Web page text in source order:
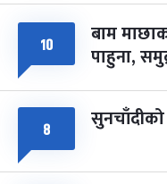
८ फागुपूर्णिमा
चैत्र ८, २०८३-Mar
१० बाम
पाहुना,
८